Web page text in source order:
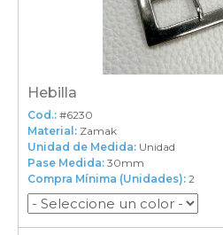
Hebilla
Cod.: #6230
Material: Zamak
Unidad de Medida: Unidad
Pase Medida: 30mm
Compra Mínima (Unidades): 2
2en el carrito